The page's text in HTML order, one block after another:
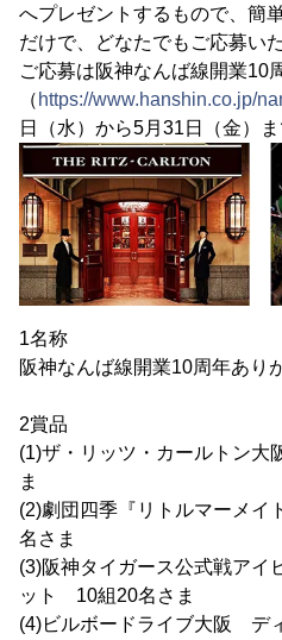
へプレゼントするもので、簡
だけで、どなたでもご応募い
ご応募は阪神なんば線開業10
（ https://www.hanshin.co.jp/
日（水）から5月31日（金）ま
1名称
阪神なんば線開業10周年あり
2賞品
(1)ザ・リッツ・カールトン
ま
(2)劇団四季『リトルマーメ
名さま
(3)阪神タイガース公式戦ア
ット 10組20名さま
(4)ビルボードライブ大阪 デ